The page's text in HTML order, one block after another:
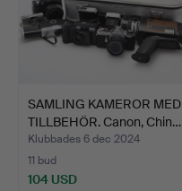
SAMLING KAMEROR MED
TILLBEHÖR. Canon, Chin…
Klubbades 6 dec 2024
11 bud
104 USD